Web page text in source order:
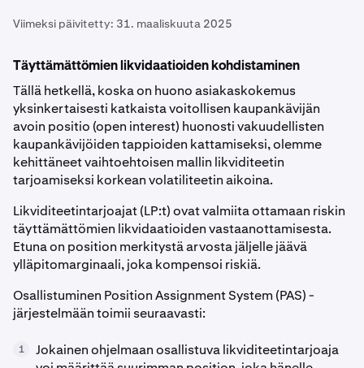
Viimeksi päivitetty: 31. maaliskuuta 2025
Täyttämättömien likvidaatioiden kohdistaminen
Tällä hetkellä, koska on huono asiakaskokemus
yksinkertaisesti katkaista voitollisen kaupankävijän
avoin positio (open interest) huonosti vakuudellisten
kaupankävijöiden tappioiden kattamiseksi, olemme
kehittäneet vaihtoehtoisen mallin likviditeetin
tarjoamiseksi korkean volatiliteetin aikoina.
Likviditeetintarjoajat (LP:t) ovat valmiita ottamaan riskin
täyttämättömien likvidaatioiden vastaanottamisesta.
Etuna on position merkitystä arvosta jäljelle jäävä
ylläpitomarginaali, joka kompensoi riskiä.
Osallistuminen Position Assignment System (PAS) -
järjestelmään toimii seuraavasti:
1
Jokainen ohjelmaan osallistuva likviditeetintarjoaja